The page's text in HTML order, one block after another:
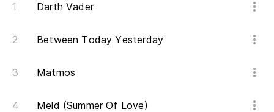
Darth Vader
Between Today Yesterday
Matmos
Meld (Summer Of Love)